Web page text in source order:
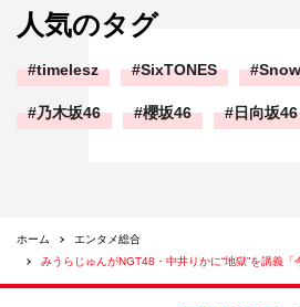
人気のタグ
timelesz SixTONES
乃木坂46 櫻坂46 日向坂46
ホーム
エンタメ総合
みうらじゅんがNGT48・中井りかに“地獄”を講義